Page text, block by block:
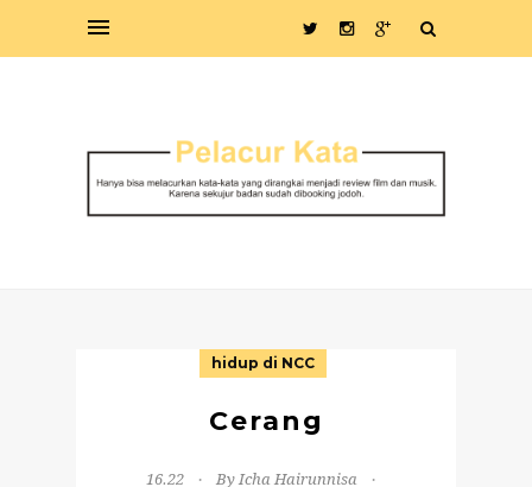
hidup di NCC
Cerang
16.22
By Icha Hairunnisa